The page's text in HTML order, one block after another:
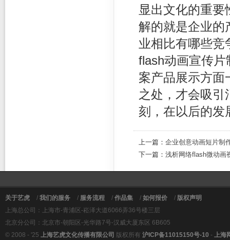
显出文化的重
解的就是企业的
业相比有哪些竞
flash动画宣传
案产品展示方面
之处，才会吸引
刻，在以后的发
上一篇： 企业创意动画短片制
下一篇： 浅析网络flash微动画
关于艺虎 / 我们的服务 / 服务流程 / 作品集 / 如何报价 / 版权声明
上海总公司：上海市-青浦区-崧泽大道6066弄36号楼三层
北京分公司：北京市-朝阳区-光华路7号-汉威大厦东区 6B605
© 2008 - '25 上海艺虎文化传播有限公司 版权所有 沪ICP备11015150号-10 - 上海